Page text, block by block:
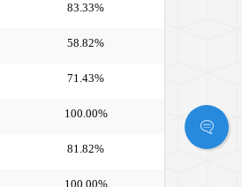
83.33%
58.82%
71.43%
100.00%
81.82%
100.00%